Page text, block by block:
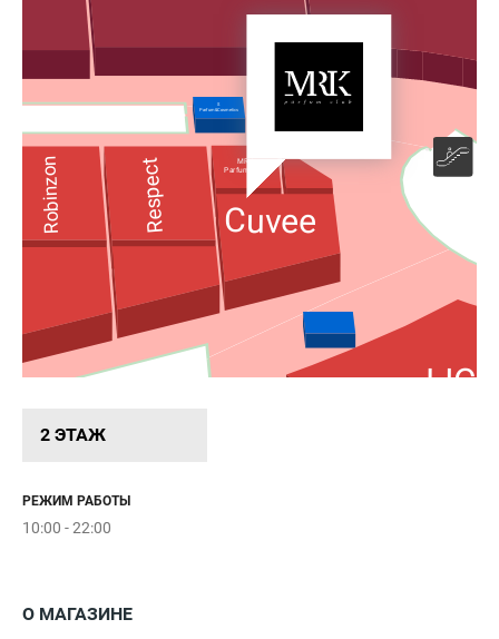
2 ЭТАЖ
РЕЖИМ РАБОТЫ
10:00 - 22:00
MRK
Parfum Club
Robinzon Respect Cuvee
S
Parfum&Cosmetics Accessories
О МАГАЗИНЕ